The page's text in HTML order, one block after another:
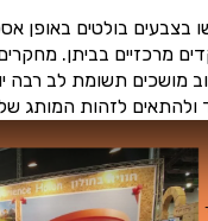
בולטים באופן
מרכזיים בביתן.
מושכים תשומת לב רבה
ולהתאים לזהות המותג